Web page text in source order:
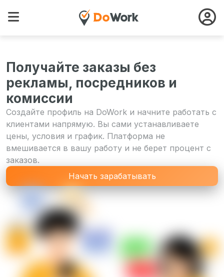
Получайте заказы без
рекламы, посредников и
комиссии
Создайте профиль на DoWork и начните работать с
клиентами напрямую. Вы сами устанавливаете
цены, условия и график. Платформа не
вмешивается в вашу работу и не берет процент с
заказов.
Начать зарабатывать